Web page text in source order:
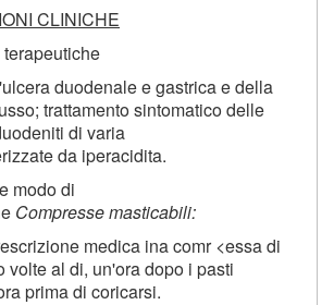
CLINICHE
duodenale e gastrica e della
trattamento sintomatico delle
di varia
da iperacidita.
modo di
Compresse masticabili:
medica ina comr <essa di
volte al di, un'ora dopo i pasti
prima di coricarsi.